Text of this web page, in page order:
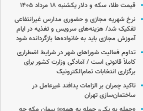
قیمت طلا، سکه و دلار یکشنبه ۱۸ مرداد ۱۴۰۵
نرخ شهریه مجازی و حضوری مدارس غیرانتفاعی
تفکیک شد/ هزینه‌های سرویس و تغذیه در ایام
آموزش مجازی باید به خانواده‌ها بازگردانده شود
تداوم فعالیت شوراهای شهر در شرایط اضطراری
کاملاً قانونی است / آمادگی وزارت کشور برای
برگزاری انتخابات تمام‌الکترونیک
تاکید چمران بر الزامات پدافند غیرعامل در
ساختمان‌سازی تهران